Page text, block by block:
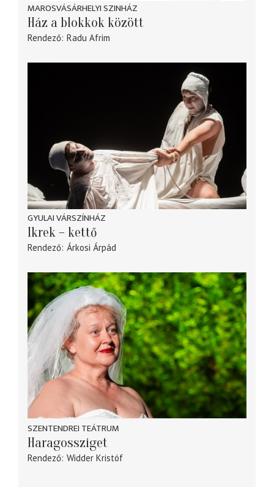
MAROSVÁSÁRHELYI SZINHÁZ
Ház a blokkok között
Rendező Radu Afrim
GYULAI VÁRSZÍNHÁZ
Ikrek – kettő
Rendező Árkosi Árpád
SZENTENDREI TEÁTRUM
Haragossziget
Rendező Widder Kristóf